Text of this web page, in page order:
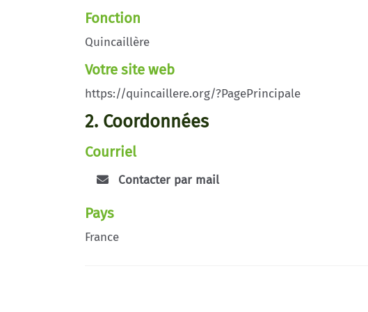
Fonction
Quincaillère
Votre site web
https://quincaillere.org/?PagePrincipale
2. Coordonnées
Courriel
Contacter par mail
Pays
France